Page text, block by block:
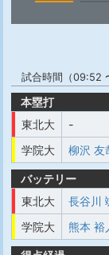
試合時間（09:52
本塁打
東北大
-
学院大
柳沢 友
バッテリー
東北大
長谷川
学院大
熊本 裕